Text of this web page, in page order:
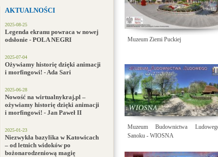
AKTUALNOŚCI
2025-08-25
Legenda ekranu powraca w nowej
odsłonie - POLA NEGRI
2025-07-04
Ożywiamy historię dzięki animacji
i morfingowi! - Ada Sari
2025-06-28
Nowość na wirtualnykraj.pl –
ożywiamy historię dzięki animacji
i morfingowi! - Jan Paweł II
2025-01-23
Niezwykła bazylika w Katowicach
– od letnich widoków po
bożonarodzeniową magię
Muzeum Ziemi Puckiej
Muzeum Budownictwa
Sanoku - WIOSNA